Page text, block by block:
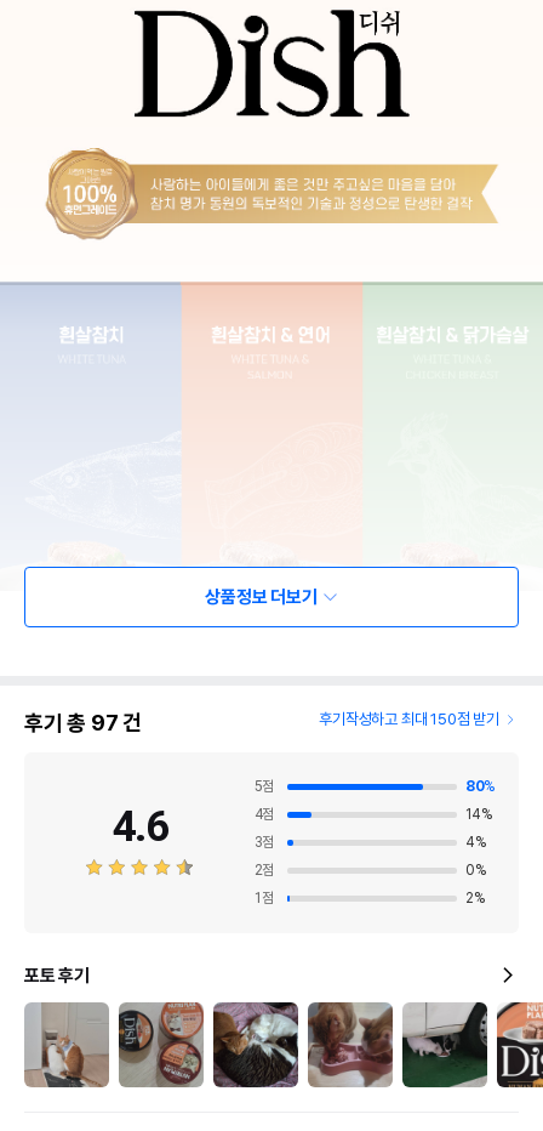
상품정보 더보기
후기 총 97건 후기작성하고 최대 150점 받기
4.6
5점 80%
4점 14%
3점 4%
2점 0%
1 점 2%
포토 후기